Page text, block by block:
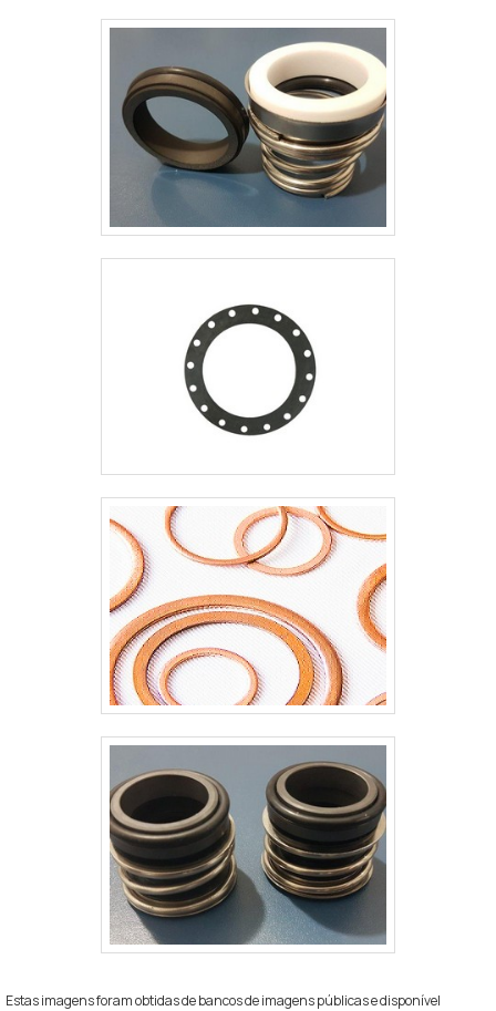
Estas imagens foram obtidas de bancos de imagens públicas e disponível